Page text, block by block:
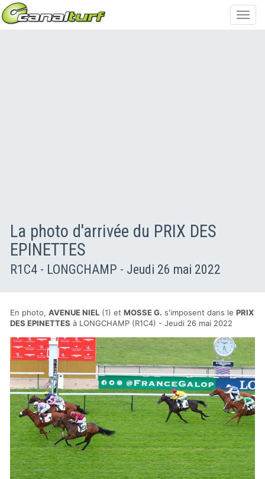
La photo d'arrivée du PRIX DES
EPINETTES
R1C4 - LONGCHAMP - Jeudi 26 mai 2022
En photo, AVENUE NIEL (1) et MOSSE G. s'imposent dans le PRIX
DES EPINETTES à LONGCHAMP (R1C4) - Jeudi 26 mai 2022